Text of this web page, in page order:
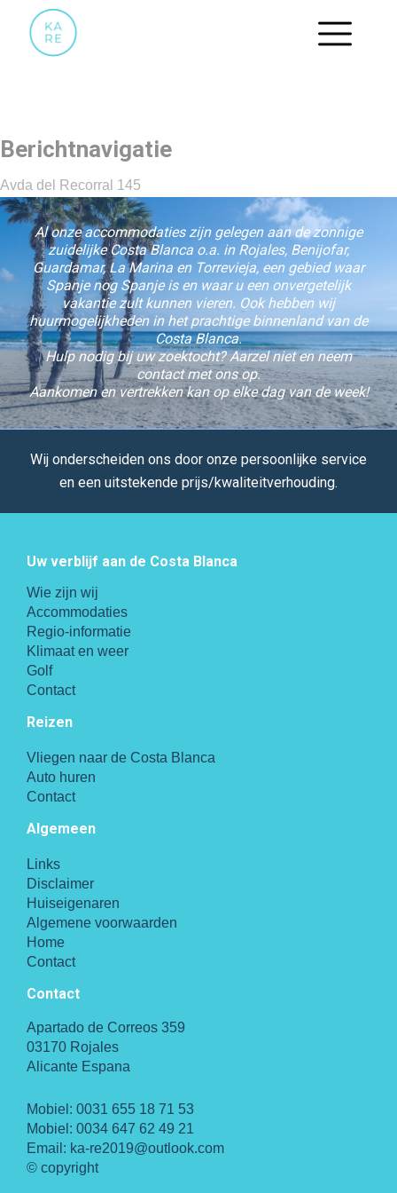
Berichtnavigatie
Avda del Recorral 145
Al onze accommodaties zijn gelegen aan de zonnige
zuidelijke Costa Blanca o.a. in Rojales, Benijofar,
Guardamar, La Marina en Torrevieja, een gebied waar
Spanje nog Spanje is en waar u een onvergetelijk
vakantie zult kunnen vieren. Ook hebben wij
huurmogelijkheden in het prachtige binnenland van de
Costa Blanca.
Hulp nodig bij uw zoektocht? Aarzel niet en neem
contact met ons op.
Aankomen en vertrekken kan op elke dag van de week!
Wij onderscheiden ons door onze persoonlijke service
en een uitstekende prijs/kwaliteitverhouding.
Uw verblijf aan de Costa Blanca
Wie zijn wij
Accommodaties
Regio-informatie
Klimaat en weer
Golf
Contact
Reizen
Vliegen naar de Costa Blanca
Auto huren
Contact
Algemeen
Links
Disclaimer
Huiseigenaren
Algemene voorwaarden
Home
Contact
Contact
Apartado de Correos 359
03170 Rojales
Alicante Espana
Mobiel: 0031 655 18 71 53
Mobiel: 0034 647 62 49 21
Email: ka-re2019@outlook.com
© copyright